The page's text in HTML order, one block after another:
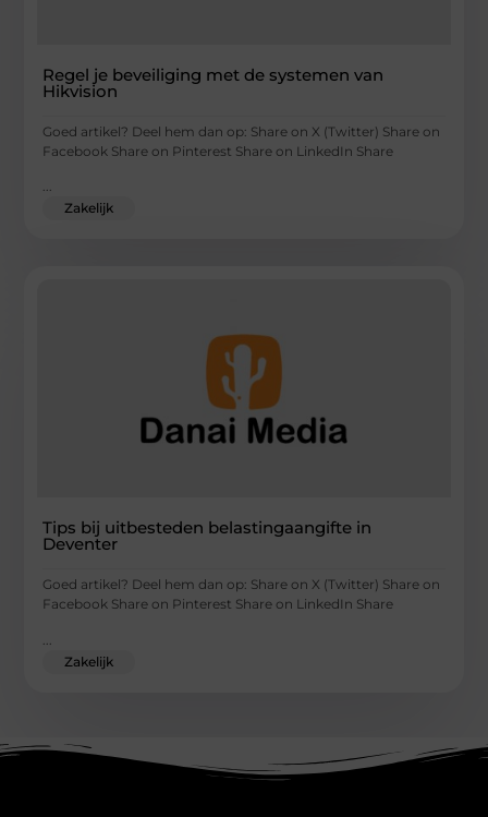
Regel je beveiliging met de systemen van
Hikvision
Goed artikel? Deel hem dan op: Share on X (Twitter) Share on
Facebook Share on Pinterest Share on LinkedIn Share
...
Zakelijk
Tips bij uitbesteden belastingaangifte in
Deventer
Goed artikel? Deel hem dan op: Share on X (Twitter) Share on
Facebook Share on Pinterest Share on LinkedIn Share
Zakelijk